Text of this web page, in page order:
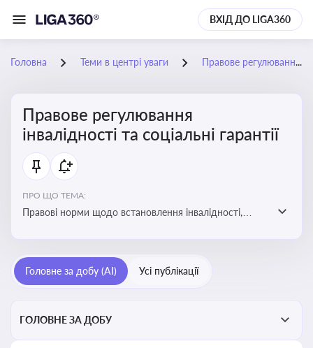
ВХІД ДО LIGA360
Головна Теми в центрі уваги Правове регулювання інвалідності та соціальні гарантії
Правове регулювання
інвалідності та соціальні гарантії
ПРО ЩО ТЕМА:
Правові норми щодо встановлення інвалідності,
Головне за добу (AI) Усі публікації
ГОЛОВНЕ ЗА ДОБУ